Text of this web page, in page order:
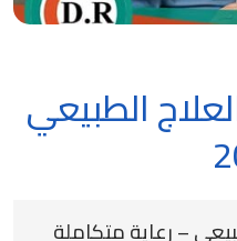
الطبيعي
– رعاية متكاملة